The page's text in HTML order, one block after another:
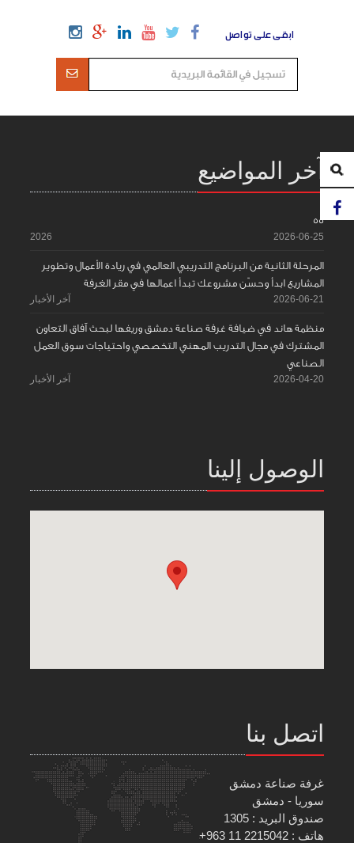
ابقى على تواصل
آخر المواضيع
55
2026-06-25
2026
المرحلة الثانية من البرنامج التدريبي العالمي في ريادة الأعمال وتطوير
المشاريع ابدأ وحسّن مشروعك تبدأ اعمالها في مقر الغرفة
2026-06-21 آخر الأخبار
منظمة هاند في ضيافة غرفة صناعة دمشق وريفها لبحث آفاق التعاون
المشترك في مجال التدريب المهني التخصصي واحتياجات سوق العمل
الصناعي
2026-04-20 آخر الأخبار
الوصول إلينا
اتصل بنا
غرفة صناعة دمشق
سوريا - دمشق
صندوق البريد : 1305
هاتف : 2215042 11 963+